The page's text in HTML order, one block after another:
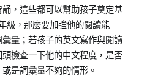
，這些都可以幫助孩子奠定基
級，那麼要加強他的閱讀能
量；若孩子的英文寫作與閱讀
檢查一下他的中文程度，是否
是詞彙量不夠的情形。